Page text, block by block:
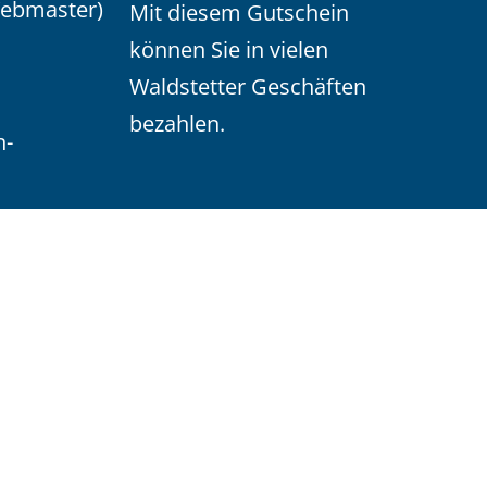
Mit diesem Gutschein
können Sie in vielen
Waldstetter Geschäften
bezahlen.